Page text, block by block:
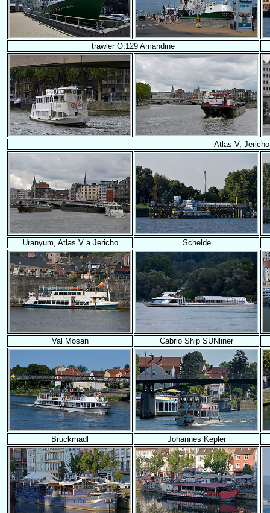
trawler O.129 Amandine
Atlas V,
Uranyum, Atlas V a Jericho Schelde
Val Mosan Cabrio Ship SUNliner
Bruckmadl Johannes Kepler